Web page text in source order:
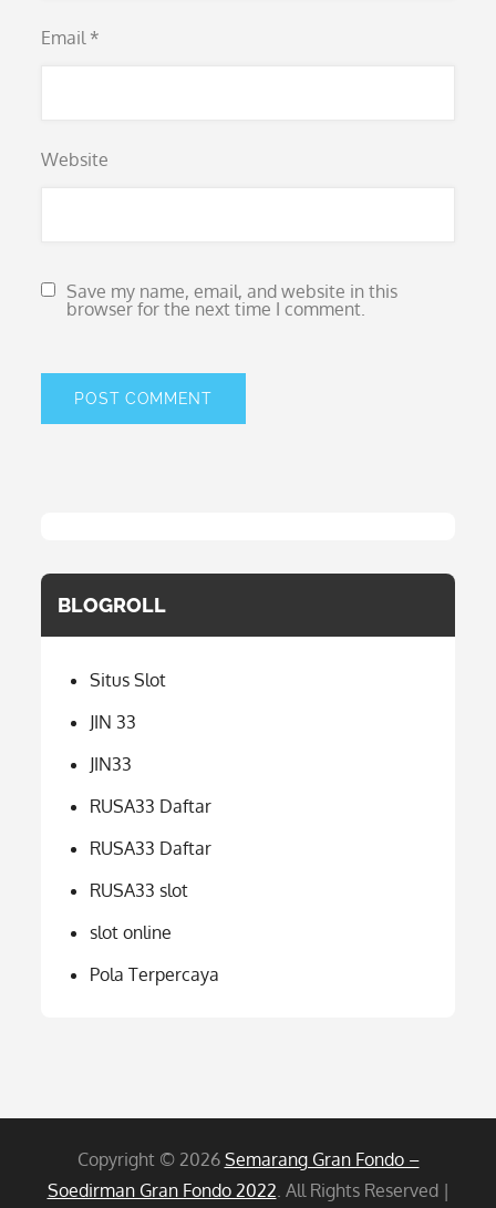
Email *
Website
Save my name, email, and website in this
browser for the next time I comment.
BLOGROLL
Situs Slot
JIN 33
JIN33
RUSA33 Daftar
RUSA33 Daftar
RUSA33 slot
slot online
Pola Terpercaya
Copyright © 2026 Semarang Gran Fondo –
Soedirman Gran Fondo 2022. All Rights Reserved |